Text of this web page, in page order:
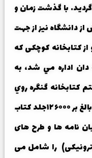
با گذشت زمان و
دانشگاه نيز از جهت
کتابخانه کوچکی که
اداره مي شد، به
کتابخانه گنگره روي
آورد. مجموعه کتابخانه در حال حاضر بالغ بر ۱۲۶۰۰۰جلد کتاب
نامه ها و طرح های
را شامل می